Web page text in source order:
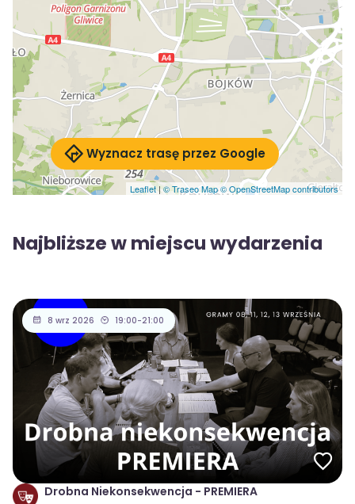
Leaflet|© Traseo Map© OpenStreetMap contributors
Wyznacz trasę przez Google
Najbliższe w miejscu wydarzenia
8 wrz 2026 19:00-21:00
Drobna Niekonsekwencja - PREMIERA